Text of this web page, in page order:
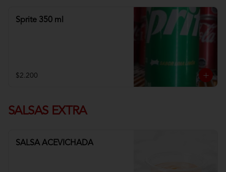
Sprite 350 ml
$2.200
SALSAS EXTRA
SALSA ACEVICHADA